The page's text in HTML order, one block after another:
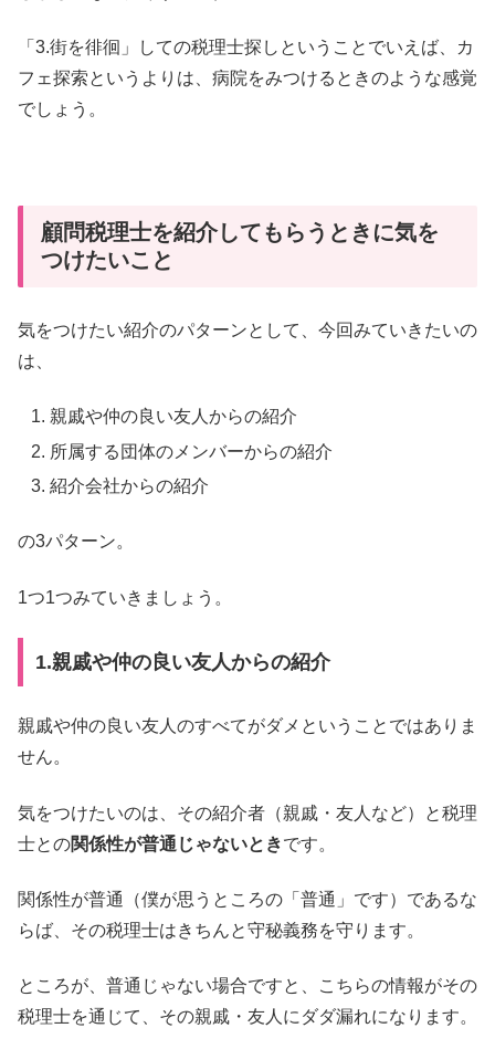
「3.街を徘徊」しての税理士探しということでいえば、カ
フェ探索というよりは、病院をみつけるときのような感覚
でしょう。
顧問税理士を紹介してもらうときに気を
つけたいこと
気をつけたい紹介のパターンとして、今回みていきたいの
は、
親戚や仲の良い友人からの紹介
所属する団体のメンバーからの紹介
紹介会社からの紹介
の3パターン。
1つ1つみていきましょう。
1.親戚や仲の良い友人からの紹介
親戚や仲の良い友人のすべてがダメということではありま
せん。
気をつけたいのは、その紹介者（親戚・友人など）と税理
士との関係性が普通じゃないときです。
関係性が普通（僕が思うところの「普通」です）であるな
らば、その税理士はきちんと守秘義務を守ります。
ところが、普通じゃない場合ですと、こちらの情報がその
税理士を通じて、その親戚・友人にダダ漏れになります。